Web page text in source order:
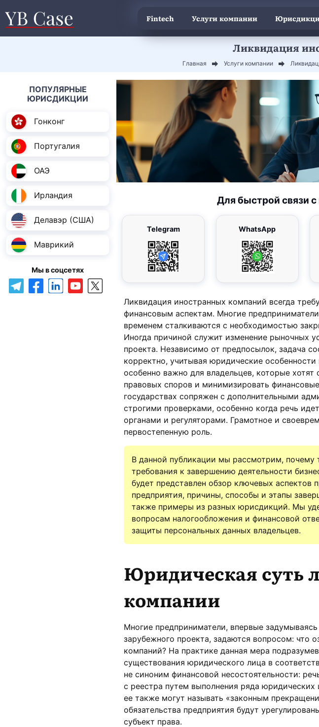
Fintech Услуги компании
Ликвидация
Главная Услуги компании
ПОПУЛЯРНЫЕ
ЮРИСДИКЦИИ
Гонконг
Португалия
ОАЭ
Ирландия
Делавэр (США)
Маврикий
Мы в соцсетях
Для быстрой связи с
Telegram WhatsApp
Ликвидация иностранных компаний всегда
финансовым аспектам. Многие
временем сталкиваются с необходимостью
Иногда причиной служит изменение рыночных
проекта. Независимо от предпосылок, задача
корректно, учитывая юридические
особенно важно для владельцев, которые хотят
правовых споров и минимизировать
государствах сопряжен с дополнительными
строгими проверками, особенно когда речь
органами и регуляторами. Грамотное и
первостепенную роль.
В данной публикации мы рассмотрим, почему
требования к завершению деятельности
будет представлен обзор ключевых аспектов
предприятия, причины, способы и этапы
также примеры из разных юрисдикций. Мы
вопросам налогообложения и финансовой
защиты персональных данных владельцев.
Юридическая суть
компании
Многие предприниматели, впервые
зарубежного проекта, задаются вопросом: что
компаний? На практике данная мера
существования юридического лица в
не синоним финансовой несостоятельности:
с реестра путем выполнения ряда
ее также могут называть «законным
обязательства предприятия будут
субъект права.